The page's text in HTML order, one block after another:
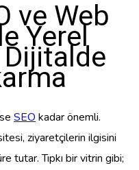
ve Web
Yerel
SEO kadar önemli.
ziyaretçilerin ilgisini
tutar. Tıpkı bir vitrin gibi;